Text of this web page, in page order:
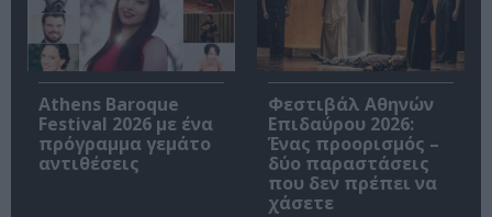
Athens Baroque
Festival 2026 με ένα
πρόγραμμα γεμάτο
αντιθέσεις
Φεστιβάλ Αθηνών
Επιδαύρου 2026:
Ένας προορισμός –
δύο παραστάσεις
που δεν πρέπει να
χάσετε